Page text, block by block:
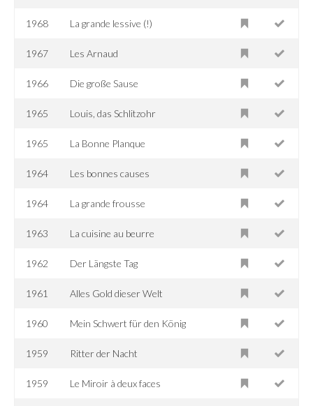
1968 La grande lessive (!)
1967 Les Arnaud
1966 Die große Sause
1965 Louis, das Schlitzohr
1965 La Bonne Planque
1964 Les bonnes causes
1964 La grande frousse
1963 La cuisine au beurre
1962 Der Längste Tag
1961 Alles Gold dieser Welt
1960 Mein Schwert für den König
1959 Ritter der Nacht
1959 Le Miroir à deux faces